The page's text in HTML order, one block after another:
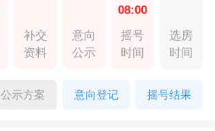
补交
资料
意向
公示
08:00
摇号
时间
选房
时间
公示方案 意向登记 摇号结果